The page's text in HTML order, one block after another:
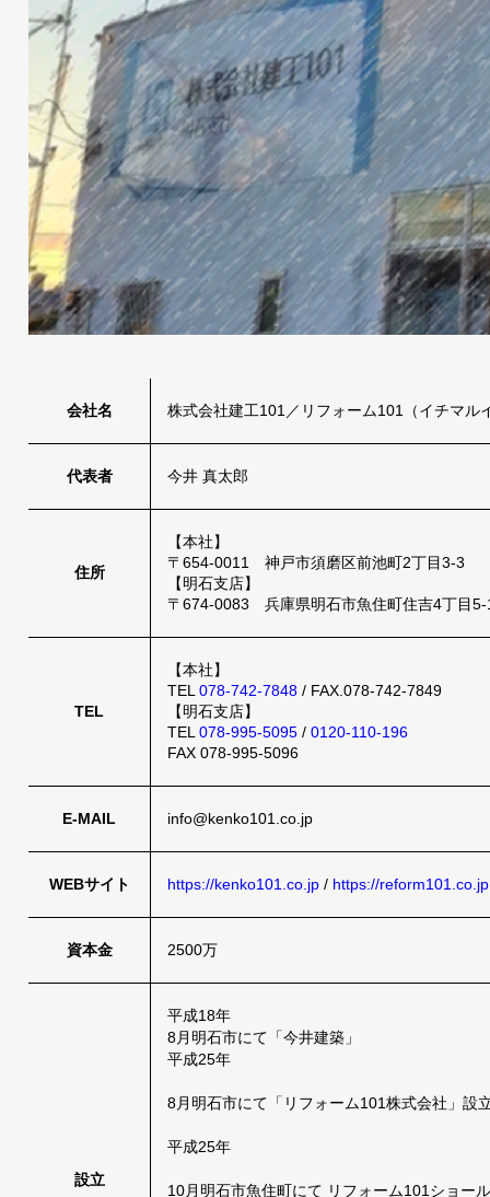
会社名 株式会社建工101／リフォーム101（イチマル
代表者 今井 真太郎
住所
【本社】
〒654-0011 神戸市須磨区前池町2丁目3-3
【明石支店】
〒674-0083 兵庫県明石市魚住町住吉4丁目5-
TEL
【本社】
TEL 078-742-7848 / FAX.078-742-7849
【明石支店】
TEL 078-995-5095 / 0120-110-196
FAX 078-995-5096
E-MAIL info@kenko101.co.jp
WEBサイト https://kenko101.co.jp / https://reform101.co.jp
資本金 2500万
設立
平成18年
8月明石市にて「今井建築」
平成25年
8月明石市にて「リフォーム101株式会社」設
平成25年
10月明石市魚住町にて リフォーム101ショー